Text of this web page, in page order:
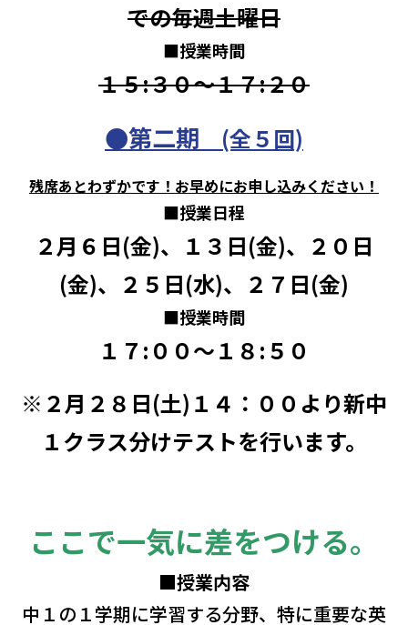
での毎週土曜日
■授業時間
１５:３０～１７:２０
●第二期 (全５回)
残席あとわずかです！お早めにお申し込みください！
■授業日程
２月６日(金)、１３日(金)、２０日
(金)、２５日(水)、２７ 日(金)
■授業時間
１７:００～１８:５０
※２月２８ 日(土)１４：００より新中
１クラス分けテストを行います。
ここで一気に差をつける。
■授業内容
中１の１学期に学習する分野、特に重要な英